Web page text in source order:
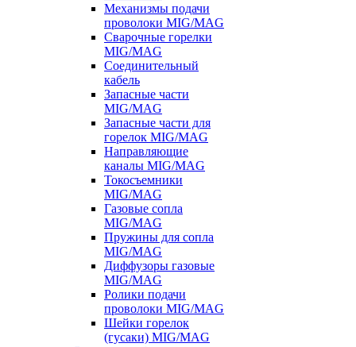
Механизмы подачи
проволоки MIG/MAG
Сварочные горелки
MIG/MAG
Соединительный
кабель
Запасные части
MIG/MAG
Запасные части для
горелок MIG/MAG
Направляющие
каналы MIG/MAG
Токосъемники
MIG/MAG
Газовые сопла
MIG/MAG
Пружины для сопла
MIG/MAG
Диффузоры газовые
MIG/MAG
Ролики подачи
проволоки MIG/MAG
Шейки горелок
(гусаки) MIG/MAG